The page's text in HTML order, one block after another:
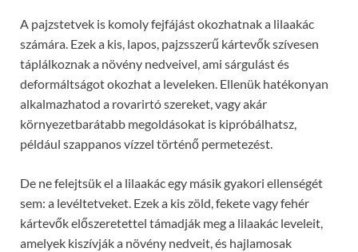
A pajzstetvek is komoly fejfájást okozhatnak a lilaakác
számára. Ezek a kis, lapos, pajzsszerű kártevők szívesen
táplálkoznak a növény nedveivel, ami sárgulást és
deformáltságot okozhat a leveleken. Ellenük hatékonyan
alkalmazhatod a rovarirtó szereket, vagy akár
környezetbarátabb megoldásokat is kipróbálhatsz,
például szappanos vízzel történő permetezést.
De ne felejtsük el a lilaakác egy másik gyakori ellenségét
sem: a levéltetveket. Ezek a kis zöld, fekete vagy fehér
kártevők előszeretettel támadják meg a lilaakác leveleit,
amelyek kiszívják a növény nedveit, és hajlamosak